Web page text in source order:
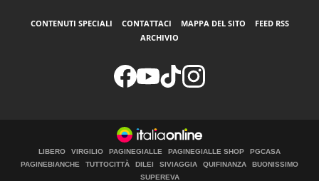
CONTENUTI SPECIALI CONTATTACI MAPPA DEL SITO
FEED RSS
ARCHIVIO
LIBERO VIRGILIO PAGINEGIALLE PAGINEGIALLE SHOP
PGCASA
PAGINEBIANCHE
TUTTOCITTÀ DILEI SIVIAGGIA QUIFINANZA
BUONISSIMO
SUPEREVA